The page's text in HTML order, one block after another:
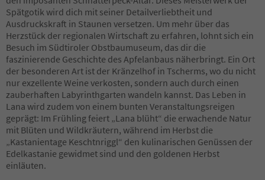
Spätgotik wird dich mit seiner Detailverliebtheit und
Ausdruckskraft in Staunen versetzen. Um mehr über das
Herzstück der regionalen Wirtschaft zu erfahren, lohnt sich ein
Besuch im Südtiroler Obstbaumuseum, das dir die
faszinierende Geschichte des Apfelanbaus näherbringt. Ein Ort
der besonderen Art ist der Kränzelhof in Tscherms, wo du nicht
nur exzellente Weine verkosten, sondern auch durch einen
zauberhaften Labyrinthgarten wandeln kannst. Das Leben in
Lana wird zudem von einem bunten Veranstaltungsreigen
geprägt: Im Frühling feiert „Lana blüht“ die erwachende Natur
mit Blüten und Wildkräutern, während im Herbst die
„Kastanientage Keschtnriggl“ den kulinarischen Genüssen der
Edelkastanie gewidmet sind und den goldenen Herbst
einläuten.